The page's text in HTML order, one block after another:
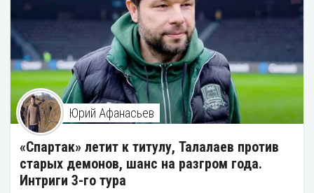
Юрий Афанасьев
«Спартак» летит к титулу, Талалаев против
старых демонов, шанс на разгром года.
Интриги 3-го тура